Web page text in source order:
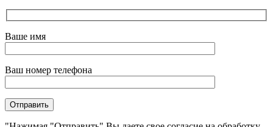
Ваше имя
Ваш номер телефона